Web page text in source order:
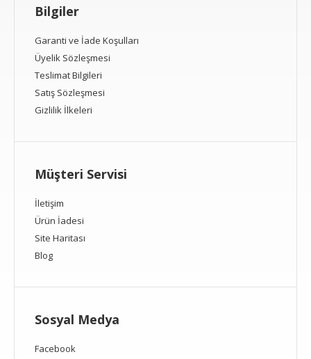
Bilgiler
Garanti ve İade Koşulları
Üyelik Sözleşmesi
Teslimat Bilgileri
Satış Sözleşmesi
Gizlilik İlkeleri
Müşteri Servisi
İletişim
Ürün İadesi
Site Haritası
Blog
Sosyal Medya
Facebook